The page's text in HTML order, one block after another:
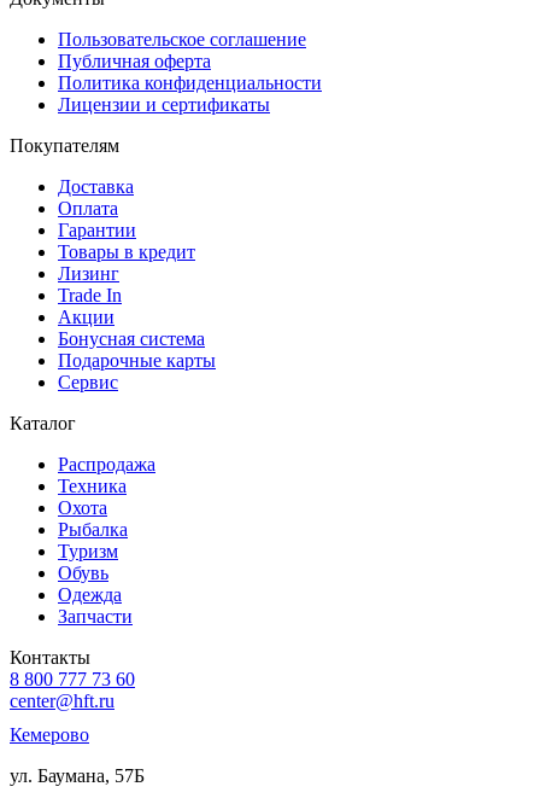
Пользовательское соглашение
Публичная оферта
Политика конфиденциальности
Лицензии и сертификаты
Покупателям
Доставка
Оплата
Гарантии
Товары в кредит
Лизинг
Trade In
Акции
Бонусная система
Подарочные карты
Сервис
Каталог
Распродажа
Техника
Охота
Рыбалка
Туризм
Обувь
Одежда
Запчасти
Контакты
8 800 777 73 60
center@hft.ru
Кемерово
ул. Баумана, 57Б